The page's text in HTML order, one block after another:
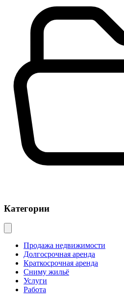
Категории
Продажа недвижимости
Долгосрочная аренда
Краткосрочная аренда
Сниму жильё
Услуги
Работа